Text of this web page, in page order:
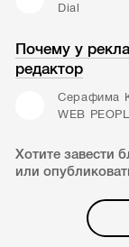
Dial
Почему у
редактор
Серафима
WEB
Хотите завести
или